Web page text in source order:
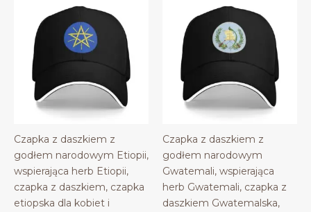
Czapka z daszkiem z
godłem narodowym Etiopii,
wspierająca herb Etiopii,
czapka z daszkiem, czapka
etiopska dla kobiet i
Czapka z daszkiem z
godłem narodowym
Gwatemali, wspierająca
herb Gwatemali, czapka z
daszkiem Gwatemalska,